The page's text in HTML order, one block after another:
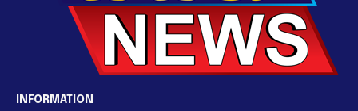
INFORMATION